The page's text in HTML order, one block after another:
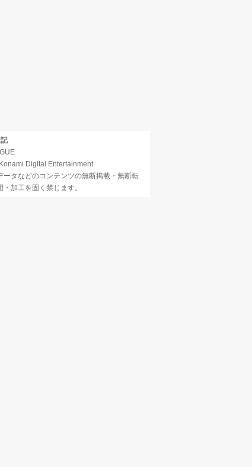
Digital Entertainment
ータなどのコンテンツの無断掲載・無断転
・加工を固く禁じます。